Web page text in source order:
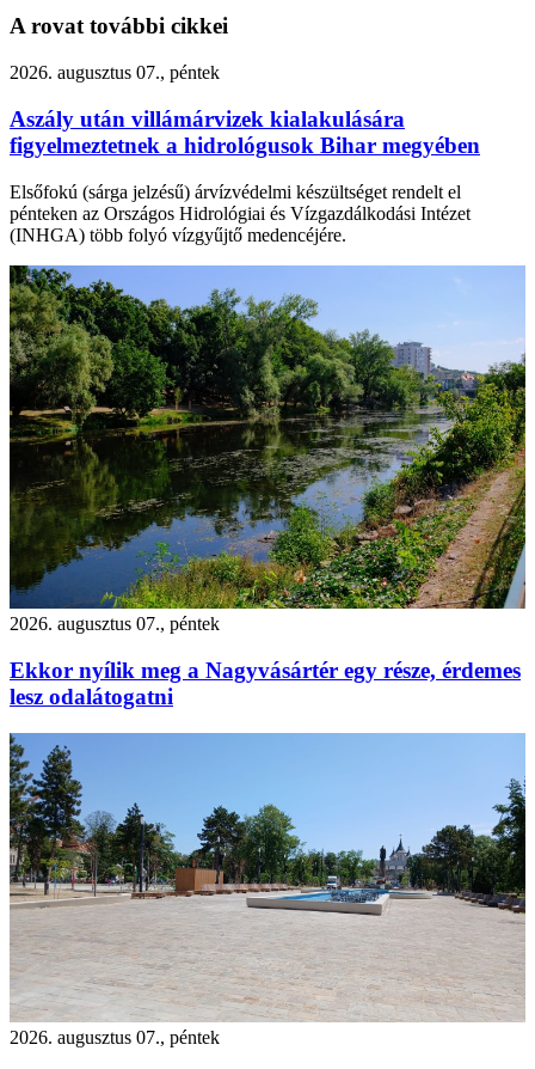
A rovat további cikkei
2026. augusztus 07., péntek
Aszály után villámárvizek kialakulására
figyelmeztetnek a hidrológusok Bihar megyében
Elsőfokú (sárga jelzésű) árvízvédelmi készültséget rendelt el
pénteken az Országos Hidrológiai és Vízgazdálkodási Intézet
(INHGA) több folyó vízgyűjtő medencéjére.
2026. augusztus 07., péntek
Ekkor nyílik meg a Nagyvásártér egy része, érdemes
lesz odalátogatni
2026. augusztus 07., péntek